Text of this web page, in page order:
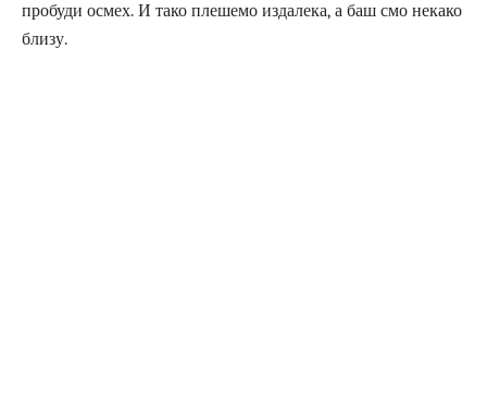
пробуди осмех. И тако плешемо издалека, а баш смо некако
близу.